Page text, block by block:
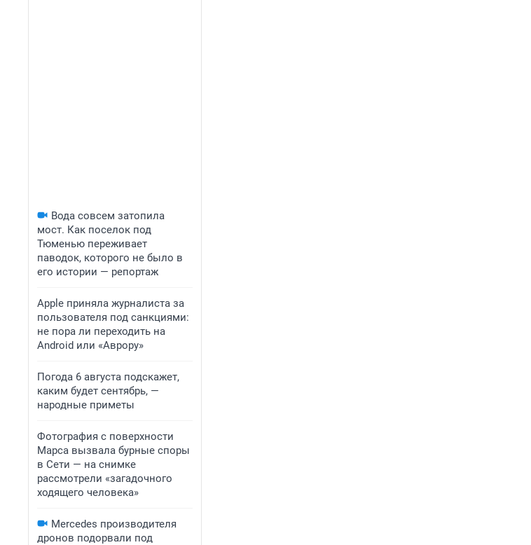
Вода совсем затопила
мост. Как поселок под
Тюменью переживает
паводок, которого не было в
его истории — репортаж
Apple приняла журналиста за
пользователя под санкциями:
не пора ли переходить на
Android или «Аврору»
Погода 6 августа подскажет,
каким будет сентябрь, —
народные приметы
Фотография с поверхности
Марса вызвала бурные споры
в Сети — на снимке
рассмотрели «загадочного
ходящего человека»
Mercedes производителя
дронов подорвали под